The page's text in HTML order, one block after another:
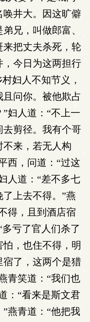
唤井大。因这旷僻
兄，叫做郎富、
把丈夫杀死，轮
今日为这两担行
妇人不知节义，
问你。被他欺占
妇人道：“不上一
剪径。我有个哥
来，若无人构
西，问道：“过这
人道：“差不多七
上去不得。”燕
得，且到酒店宿
亏了官人们杀了
，也住不得，明
了，这两个是猎
青笑道：“我们也
：“看来是斯文君
燕青道：“他把我